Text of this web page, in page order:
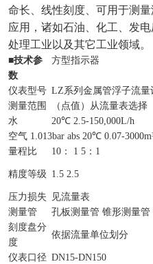
命长、线性刻度、可用于测
应用，诸如石油、化工、发
处理工业以及其它工业领域。
■技术参
数
方型指示器
仪表型号 LZ系列金属管浮子流量
测量范围
（点值）从流量表选择
水
20℃ 2.5-150,000L/h
空气 1.013bar abs 20℃ 0.07-
量程比
10： 1 5：1
精度等级 1.5 2.5
压力损失
见流量表
测量管
孔板测量管 锥形测量管
刻度盘分
度
依据流量单位划分
仪表口径 DN15-DN150